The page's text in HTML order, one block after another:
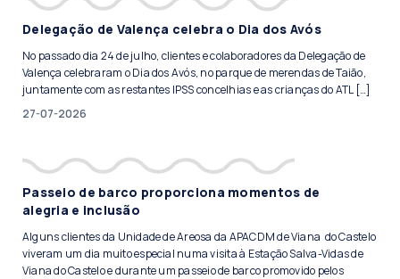
Delegação de Valença celebra o Dia dos Avós
No passado dia 24 de julho, clientes e colaboradores da Delegação de
Valença celebraram o Dia dos Avós, no parque de merendas de Taião,
juntamente com as restantes IPSS concelhias e as crianças do ATL […]
27-07-2026
Passeio de barco proporciona momentos de
alegria e inclusão
Alguns clientes da Unidade de Areosa da APACDM de Viana do Castelo
viveram um dia muito especial numa visita à Estação Salva-Vidas de
Viana do Castelo e durante um passeio de barco promovido pelos